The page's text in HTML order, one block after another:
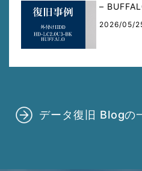
–
2026/05/
データ復旧 Blogの